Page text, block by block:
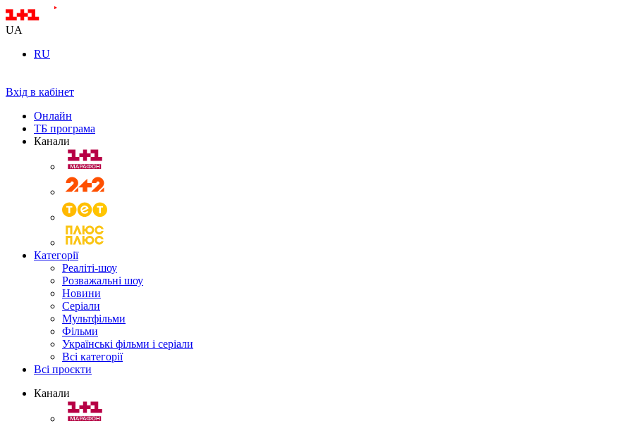
UA
RU
Вхід в кабінет
Онлайн
ТБ програма
Канали
Категорії
Реаліті-шоу
Розважальні шоу
Новини
Серіали
Мультфільми
Фільми
Українські фільми і серіали
Всі категорії
Всі проєкти
Канали